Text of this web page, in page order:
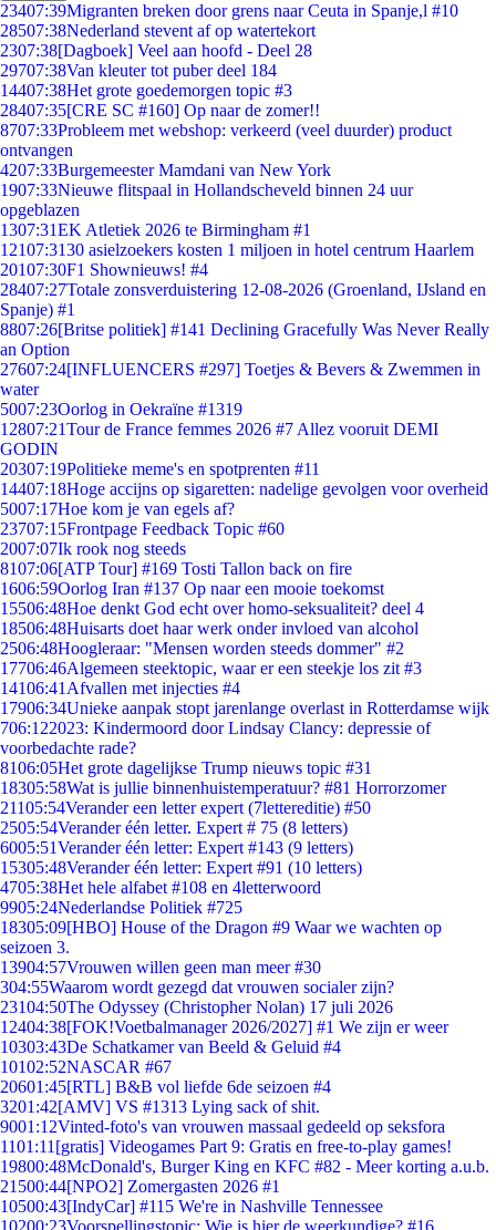
23407:39Migranten breken door grens naar Ceuta in Spanje,l #10
28507:38Nederland stevent af op watertekort
2307:38[Dagboek] Veel aan hoofd - Deel 28
29707:38Van kleuter tot puber deel 184
14407:38Het grote goedemorgen topic #3
28407:35[CRE SC #160] Op naar de zomer!!
8707:33Probleem met webshop: verkeerd (veel duurder) product
ontvangen
4207:33Burgemeester Mamdani van New York
1907:33Nieuwe flitspaal in Hollandscheveld binnen 24 uur
opgeblazen
1307:31EK Atletiek 2026 te Birmingham #1
12107:3130 asielzoekers kosten 1 miljoen in hotel centrum Haarlem
20107:30F1 Shownieuws! #4
28407:27Totale zonsverduistering 12-08-2026 (Groenland, IJsland en
Spanje) #1
8807:26[Britse politiek] #141 Declining Gracefully Was Never Really
an Option
27607:24[INFLUENCERS #297] Toetjes & Bevers & Zwemmen in
water
5007:23Oorlog in Oekraïne #1319
12807:21Tour de France femmes 2026 #7 Allez vooruit DEMI
GODIN
20307:19Politieke meme's en spotprenten #11
14407:18Hoge accijns op sigaretten: nadelige gevolgen voor overheid
5007:17Hoe kom je van egels af?
23707:15Frontpage Feedback Topic #60
2007:07Ik rook nog steeds
8107:06[ATP Tour] #169 Tosti Tallon back on fire
1606:59Oorlog Iran #137 Op naar een mooie toekomst
15506:48Hoe denkt God echt over homo-seksualiteit? deel 4
18506:48Huisarts doet haar werk onder invloed van alcohol
2506:48Hoogleraar: "Mensen worden steeds dommer" #2
17706:46Algemeen steektopic, waar er een steekje los zit #3
14106:41 Afvallen met injecties #4
17906:34Unieke aanpak stopt jarenlange overlast in Rotterdamse wijk
706:122023: Kindermoord door Lindsay Clancy: depressie of
voorbedachte rade?
8106:05Het grote dagelijkse Trump nieuws topic #31
18305:58Wat is jullie binnenhuistemperatuur? #81 Horrorzomer
21105:54Verander een letter expert (7lettereditie) #50
2505:54Verander één letter. Expert # 75 (8 letters)
6005:51Verander één letter: Expert #143 (9 letters)
15305:48Verander één letter: Expert #91 (10 letters)
4705:38Het hele alfabet #108 en 4letterwoord
9905:24Nederlandse Politiek #725
18305:09[HBO] House of the Dragon #9 Waar we wachten op
seizoen 3.
13904:57Vrouwen willen geen man meer #30
304:55Waarom wordt gezegd dat vrouwen socialer zijn?
23104:50The Odyssey (Christopher Nolan) 17 juli 2026
12404:38[FOK!Voetbalmanager 2026/2027] #1 We zijn er weer
10303:43De Schatkamer van Beeld & Geluid #4
10102:52NASCAR #67
20601:45[RTL] B&B vol liefde 6de seizoen #4
3201:42[AMV] VS #1313 Lying sack of shit.
9001:12Vinted-foto's van vrouwen massaal gedeeld op seksfora
1101:11 [gratis] Videogames Part 9: Gratis en free-to-play games!
19800:48McDonald's, Burger King en KFC #82 - Meer korting a.u.b.
21500:44[NPO2] Zomergasten 2026 #1
10500:43[IndyCar] #115 We're in Nashville Tennessee
10200:23Voorspellingstopic: Wie is hier de weerkundige? #16